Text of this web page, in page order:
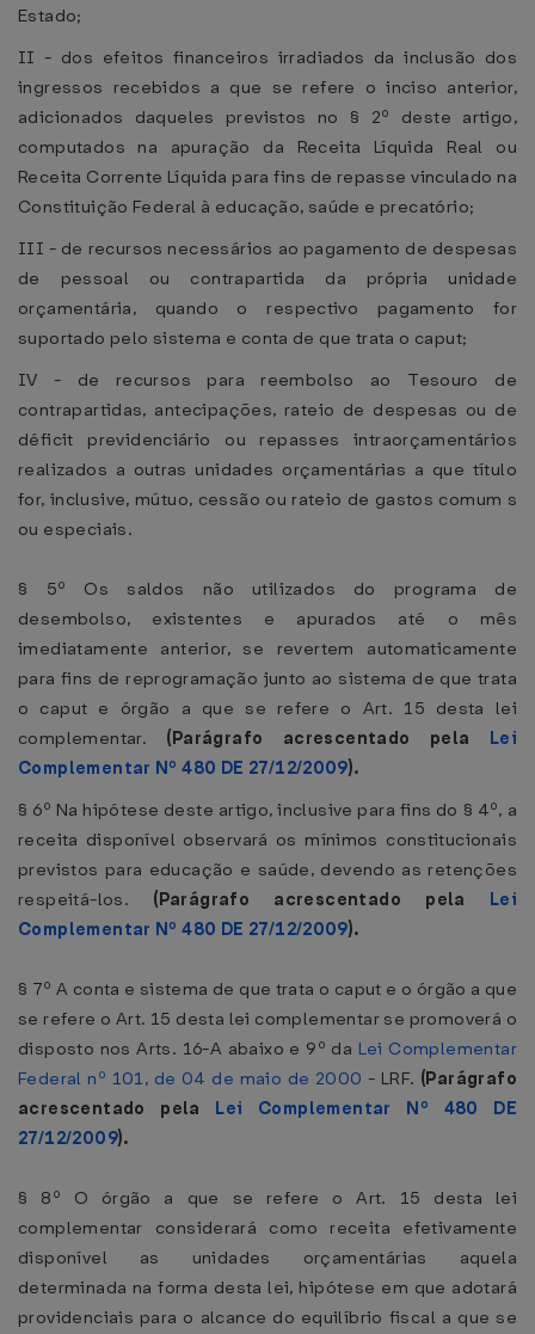
Estado;
II - dos efeitos financeiros irradiados da inclusão dos
ingressos recebidos a que se refere o inciso anterior,
adicionados daqueles previstos no § 2º deste artigo,
computados na apuração da Receita Líquida Real ou
Receita Corrente Líquida para fins de repasse vinculado na
Constituição Federal à educação, saúde e precatório;
III - de recursos necessários ao pagamento de despesas
de pessoal ou contrapartida da própria unidade
orçamentária, quando o respectivo pagamento for
suportado pelo sistema e conta de que trata o caput;
IV - de recursos para reembolso ao Tesouro de
contrapartidas, antecipações, rateio de despesas ou de
déficit previdenciário ou repasses intraorçamentários
realizados a outras unidades orçamentárias a que título
for, inclusive, mútuo, cessão ou rateio de gastos comum s
ou especiais.
§ 5º Os saldos não utilizados do programa de
desembolso, existentes e apurados até o mês
imediatamente anterior, se revertem automaticamente
para fins de reprogramação junto ao sistema de que trata
o caput e órgão a que se refere o Art. 15 desta lei
complementar. (Parágrafo acrescentado pela Lei
Complementar Nº 480 DE 27/12/2009).
§ 6º Na hipótese deste artigo, inclusive para fins do § 4º, a
receita disponível observará os mínimos constitucionais
previstos para educação e saúde, devendo as retenções
respeitá-los. (Parágrafo acrescentado pela Lei
Complementar Nº 480 DE 27/12/2009).
§ 7º A conta e sistema de que trata o caput e o órgão a que
se refere o Art. 15 desta lei complementar se promoverá o
disposto nos Arts. 16-A abaixo e 9º da Lei Complementar
Federal nº 101, de 04 de maio de 2000 - LRF. (Parágrafo
acrescentado pela Lei Complementar Nº 480 DE
27/12/2009).
§ 8º O órgão a que se refere o Art. 15 desta lei
complementar considerará como receita efetivamente
disponível as unidades orçamentárias aquela
determinada na forma desta lei, hipótese em que adotará
providenciais para o alcance do equilíbrio fiscal a que se